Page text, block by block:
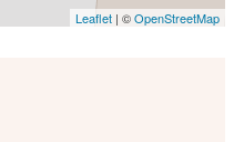
Leaflet | ©OpenStreetMap